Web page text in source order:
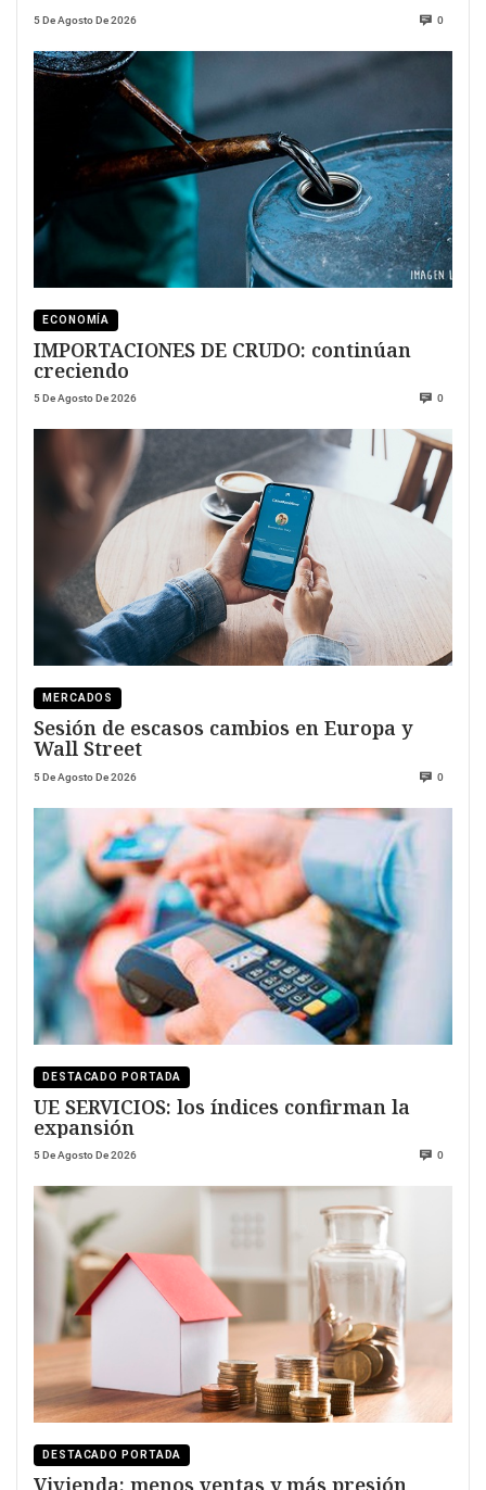
5 De Agosto De 2026 0
ECONOMÍA
IMPORTACIONES DE CRUDO: continúan
creciendo
5 De Agosto De 2026 0
MERCADOS
Sesión de escasos cambios en Europa y
Wall Street
5 De Agosto De 2026 0
DESTACADO PORTADA
UE SERVICIOS: los índices confirman la
expansión
5 De Agosto De 2026 0
DESTACADO PORTADA
Vivienda: menos ventas y más presión